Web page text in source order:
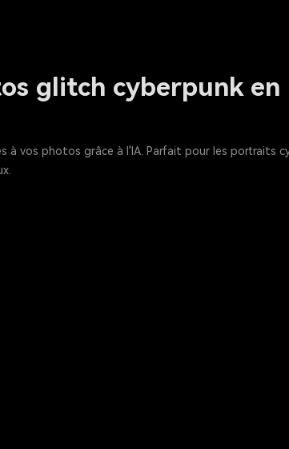
glitch cyberpunk
vos photos grâce à l'IA. Parfait pour les portraits